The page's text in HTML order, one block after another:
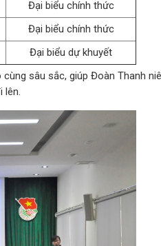
Đại biểu chính thức
Đại biểu chính thức
Đại biểu dự khuyết
sâu sắc, giúp Đoàn Thanh
lên.